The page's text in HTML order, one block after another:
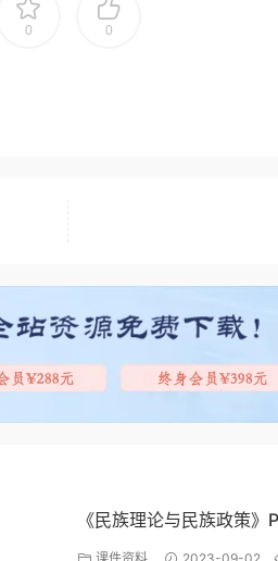
0 0
《民族理论与民族政策